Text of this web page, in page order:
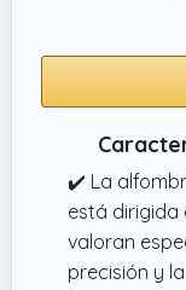
✔️ La
está dirigida
valoran
precisión y